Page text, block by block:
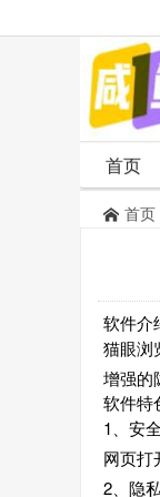
首页
首页
软件介
猫眼浏
增强的
软件特
1、安
网页打
2、隐